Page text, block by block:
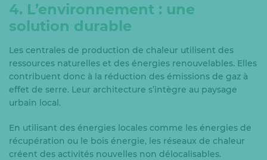
4. L’environnement : une
solution durable
Les centrales de production de chaleur utilisent des
ressources naturelles et des énergies renouvelables. Elles
contribuent donc à la réduction des émissions de gaz à
effet de serre. Leur architecture s’intègre au paysage
urbain local.
En utilisant des énergies locales comme les énergies de
récupération ou le bois énergie, les réseaux de chaleur
créent des activités nouvelles non délocalisables.